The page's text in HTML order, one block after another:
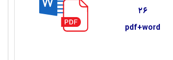
26
pdf+word